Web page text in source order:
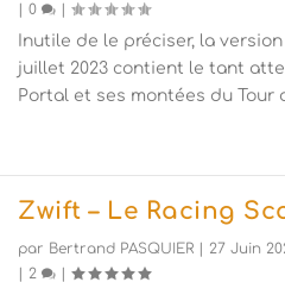
0
Inutile de le préciser, la
juillet 2023 contient le tant
Portal et ses montées du Tour
Zwift – Le Racing
par Bertrand PASQUIER 27 Juin
2